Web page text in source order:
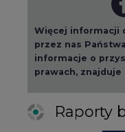
Więcej informacji
przez nas
informacje o
prawach, znajduje
Raporty